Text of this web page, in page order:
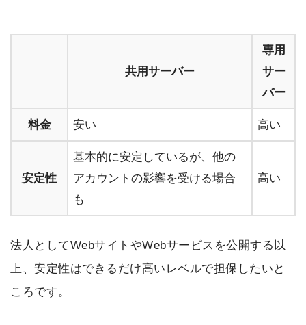
共用サーバー
専用
サー
バー
料金 安い 高い
安定性
基本的に安定しているが、他の
アカウントの影響を受ける場合
も
高い
法人としてWebサイトやWebサービスを公開する以
上、安定性はできるだけ高いレベルで担保したいと
ころです。